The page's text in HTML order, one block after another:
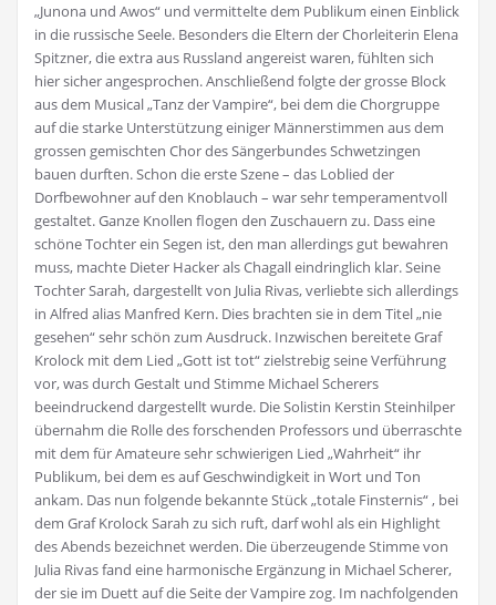
„Junona und Awos“ und vermittelte dem Publikum einen Einblick
in die russische Seele. Besonders die Eltern der Chorleiterin Elena
Spitzner, die extra aus Russland angereist waren, fühlten sich
hier sicher angesprochen. Anschließend folgte der grosse Block
aus dem Musical „Tanz der Vampire“, bei dem die Chorgruppe
auf die starke Unterstützung einiger Männerstimmen aus dem
grossen gemischten Chor des Sängerbundes Schwetzingen
bauen durften. Schon die erste Szene – das Loblied der
Dorfbewohner auf den Knoblauch – war sehr temperamentvoll
gestaltet. Ganze Knollen flogen den Zuschauern zu. Dass eine
schöne Tochter ein Segen ist, den man allerdings gut bewahren
muss, machte Dieter Hacker als Chagall eindringlich klar. Seine
Tochter Sarah, dargestellt von Julia Rivas, verliebte sich allerdings
in Alfred alias Manfred Kern. Dies brachten sie in dem Titel „nie
gesehen“ sehr schön zum Ausdruck. Inzwischen bereitete Graf
Krolock mit dem Lied „Gott ist tot“ zielstrebig seine Verführung
vor, was durch Gestalt und Stimme Michael Scherers
beeindruckend dargestellt wurde. Die Solistin Kerstin Steinhilper
übernahm die Rolle des forschenden Professors und überraschte
mit dem für Amateure sehr schwierigen Lied „Wahrheit“ ihr
Publikum, bei dem es auf Geschwindigkeit in Wort und Ton
ankam. Das nun folgende bekannte Stück „totale Finsternis“ , bei
dem Graf Krolock Sarah zu sich ruft, darf wohl als ein Highlight
des Abends bezeichnet werden. Die überzeugende Stimme von
Julia Rivas fand eine harmonische Ergänzung in Michael Scherer,
der sie im Duett auf die Seite der Vampire zog. Im nachfolgenden